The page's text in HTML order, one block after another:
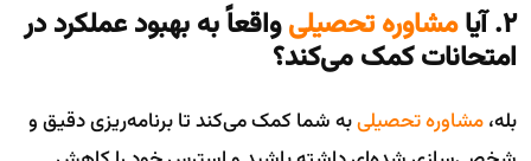
۲. آیا مشاوره تحصیلیواقعاً به بهبود عملکرد در
امتحانات کمک می‌کند؟
بله،مشاوره تحصیلیبه شما کمک می‌کند تا برنامه‌ریزی دقیق و